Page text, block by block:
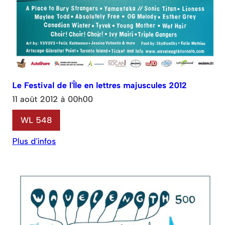
Le Festival de l'Île en lettres majuscules 2012
11 août 2012 à 00h00
WL 548
Plus d'infos